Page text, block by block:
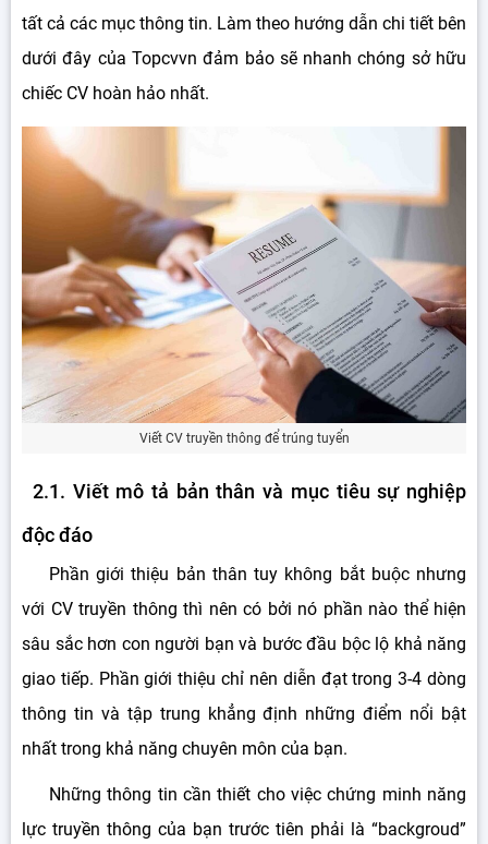
tất cả các mục thông tin. Làm theo hướng dẫn chi tiết bên
dưới đây của Topcvvn đảm bảo sẽ nhanh chóng sở hữu
chiếc CV hoàn hảo nhất.
Viết CV truyền thông để trúng tuyển
2.1. Viết mô tả bản thân và mục tiêu sự nghiệp
độc đáo
Phần giới thiệu bản thân tuy không bắt buộc nhưng
với CV truyền thông thì nên có bởi nó phần nào thể hiện
sâu sắc hơn con người bạn và bước đầu bộc lộ khả năng
giao tiếp. Phần giới thiệu chỉ nên diễn đạt trong 3-4 dòng
thông tin và tập trung khẳng định những điểm nổi bật
nhất trong khả năng chuyên môn của bạn.
Những thông tin cần thiết cho việc chứng minh năng
lực truyền thông của bạn trước tiên phải là “backgroud”